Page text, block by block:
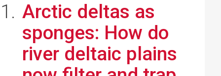
Arctic deltas as
sponges: How do
river deltaic plains